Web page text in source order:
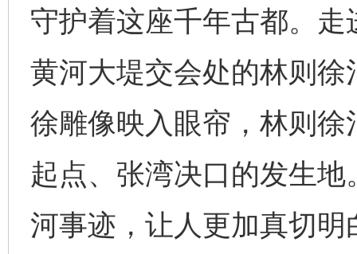
守护着这座千年古都。
黄河大堤交会处的林则
徐雕像映入眼帘，林则
起点、张湾决口的发生
河事迹，让人更加真切明